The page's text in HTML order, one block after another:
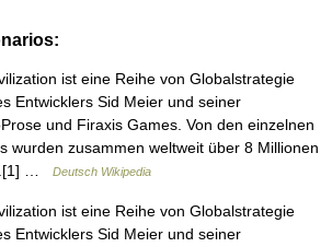
ist eine Reihe von Globalstrategie
Entwicklers Sid Meier und seiner
und Firaxis Games. Von den einzelnen
wurden zusammen weltweit über 8 Millionen
…
Deutsch Wikipedia
ist eine Reihe von Globalstrategie
Entwicklers Sid Meier und seiner